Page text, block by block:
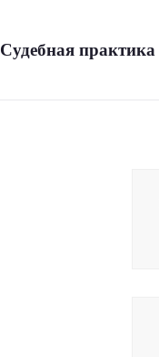
Судебная практика